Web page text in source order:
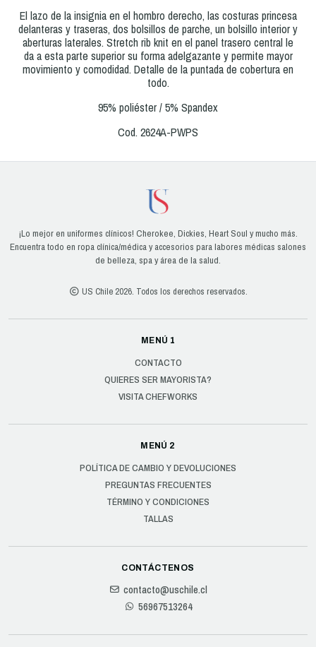
El lazo de la insignia en el hombro derecho, las costuras princesa
delanteras y traseras, dos bolsillos de parche, un bolsillo interior y
aberturas laterales. Stretch rib knit en el panel trasero central le
da a esta parte superior su forma adelgazante y permite mayor
movimiento y comodidad. Detalle de la puntada de cobertura en
todo.
95% poliéster / 5% Spandex
Cod. 2624A-PWPS
¡Lo mejor en uniformes clínicos! Cherokee, Dickies, Heart Soul y mucho más.
Encuentra todo en ropa clínica/médica y accesorios para labores médicas salones
de belleza, spa y área de la salud.
US Chile 2026. Todos los derechos reservados.
MENÚ 1
CONTACTO
QUIERES SER MAYORISTA?
VISITA CHEFWORKS
MENÚ 2
POLÍTICA DE CAMBIO Y DEVOLUCIONES
PREGUNTAS FRECUENTES
TÉRMINO Y CONDICIONES
TALLAS
CONTÁCTENOS
contacto@uschile.cl
56967513264